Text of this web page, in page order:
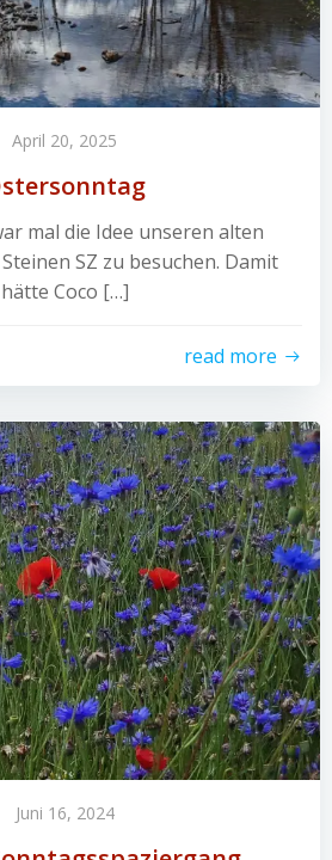
April 20, 2025
mal die Idee unseren alten
SZ zu besuchen. Damit
hätte Coco […]
read more
Juni 16, 2024